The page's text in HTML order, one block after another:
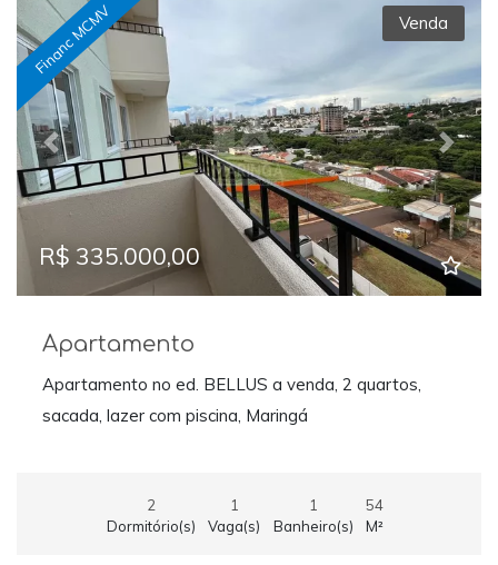
Previous Next
Financ MCMV Venda
R$ 335.000,00
Apartamento
Apartamento no ed. BELLUS a venda, 2 quartos,
sacada, lazer com piscina, Maringá
2
Dormitório(s)
1
Vaga(s)
1
Banheiro(s)
54
M²